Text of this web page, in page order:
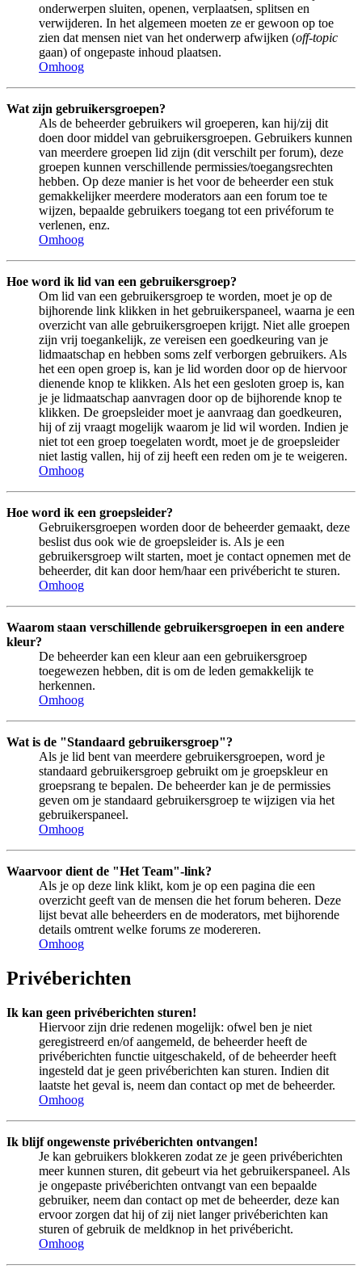
onderwerpen sluiten, openen, verplaatsen, splitsen en
verwijderen. In het algemeen moeten ze er gewoon op toe
zien dat mensen niet van het onderwerp afwijken (off-topic
gaan) of ongepaste inhoud plaatsen.
Omhoog
Wat zijn gebruikersgroepen?
Als de beheerder gebruikers wil groeperen, kan hij/zij dit
doen door middel van gebruikersgroepen. Gebruikers kunnen
van meerdere groepen lid zijn (dit verschilt per forum), deze
groepen kunnen verschillende permissies/toegangsrechten
hebben. Op deze manier is het voor de beheerder een stuk
gemakkelijker meerdere moderators aan een forum toe te
wijzen, bepaalde gebruikers toegang tot een privéforum te
verlenen, enz.
Omhoog
Hoe word ik lid van een gebruikersgroep?
Om lid van een gebruikersgroep te worden, moet je op de
bijhorende link klikken in het gebruikerspaneel, waarna je een
overzicht van alle gebruikersgroepen krijgt. Niet alle groepen
zijn vrij toegankelijk, ze vereisen een goedkeuring van je
lidmaatschap en hebben soms zelf verborgen gebruikers. Als
het een open groep is, kan je lid worden door op de hiervoor
dienende knop te klikken. Als het een gesloten groep is, kan
je je lidmaatschap aanvragen door op de bijhorende knop te
klikken. De groepsleider moet je aanvraag dan goedkeuren,
hij of zij vraagt mogelijk waarom je lid wil worden. Indien je
niet tot een groep toegelaten wordt, moet je de groepsleider
niet lastig vallen, hij of zij heeft een reden om je te weigeren.
Omhoog
Hoe word ik een groepsleider?
Gebruikersgroepen worden door de beheerder gemaakt, deze
beslist dus ook wie de groepsleider is. Als je een
gebruikersgroep wilt starten, moet je contact opnemen met de
beheerder, dit kan door hem/haar een privébericht te sturen.
Omhoog
Waarom staan verschillende gebruikersgroepen in een andere
kleur?
De beheerder kan een kleur aan een gebruikersgroep
toegewezen hebben, dit is om de leden gemakkelijk te
herkennen.
Omhoog
Wat is de "Standaard gebruikersgroep"?
Als je lid bent van meerdere gebruikersgroepen, word je
standaard gebruikersgroep gebruikt om je groepskleur en
groepsrang te bepalen. De beheerder kan je de permissies
geven om je standaard gebruikersgroep te wijzigen via het
gebruikerspaneel.
Omhoog
Waarvoor dient de "Het Team"-link?
Als je op deze link klikt, kom je op een pagina die een
overzicht geeft van de mensen die het forum beheren. Deze
lijst bevat alle beheerders en de moderators, met bijhorende
details omtrent welke forums ze modereren.
Omhoog
Privéberichten
Ik kan geen privéberichten sturen!
Hiervoor zijn drie redenen mogelijk: ofwel ben je niet
geregistreerd en/of aangemeld, de beheerder heeft de
privéberichten functie uitgeschakeld, of de beheerder heeft
ingesteld dat je geen privéberichten kan sturen. Indien dit
laatste het geval is, neem dan contact op met de beheerder.
Omhoog
Ik blijf ongewenste privéberichten ontvangen!
Je kan gebruikers blokkeren zodat ze je geen privéberichten
meer kunnen sturen, dit gebeurt via het gebruikerspaneel. Als
je ongepaste privéberichten ontvangt van een bepaalde
gebruiker, neem dan contact op met de beheerder, deze kan
ervoor zorgen dat hij of zij niet langer privéberichten kan
sturen of gebruik de meldknop in het privébericht.
Omhoog